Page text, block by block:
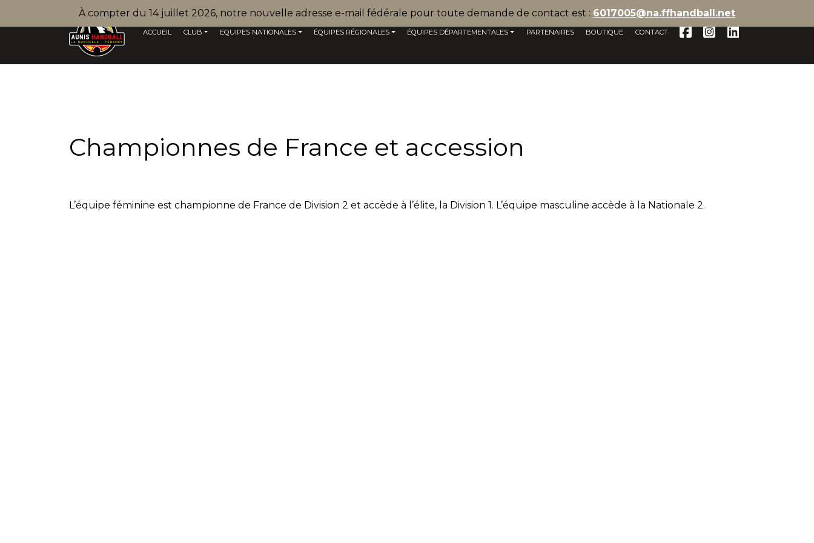
À compter du 14 juillet 2026, notre nouvelle adresse e-mail fédérale pour toute demande de contact est : 6017005@na.ffhandball.net
ACCUEIL CLUB EQUIPES NATIONALES ÉQUIPES RÉGIONALES ÉQUIPES DÉPARTEMENTALES PARTENAIRES BOUTIQUE CONTACT
Championnes de France et accession
L’équipe féminine est championne de France de Division 2 et accède à l’élite, la Division 1. L’équipe masculine accède à la Nationale 2.